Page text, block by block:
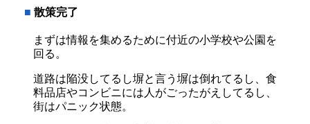
■ 散策完了
まずは情報を集めるために付近の小学校や公園を
回る。
道路は陥没してるし塀と言う塀は倒れてるし、食
料品店やコンビニには人がごったがえしてるし、
街はパニック状態。